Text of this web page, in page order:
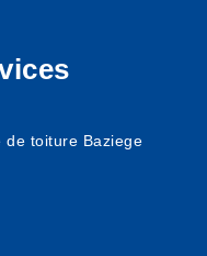
de toiture Baziege